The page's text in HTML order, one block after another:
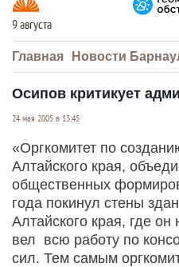
9 августа
Главная Новости
Осипов критикует
24 мая 2005 в 13:45
«Оргкомитет по
Алтайского края,
общественных
года покинул стены
Алтайского края, где
вел всю работу по
сил. Тем самым